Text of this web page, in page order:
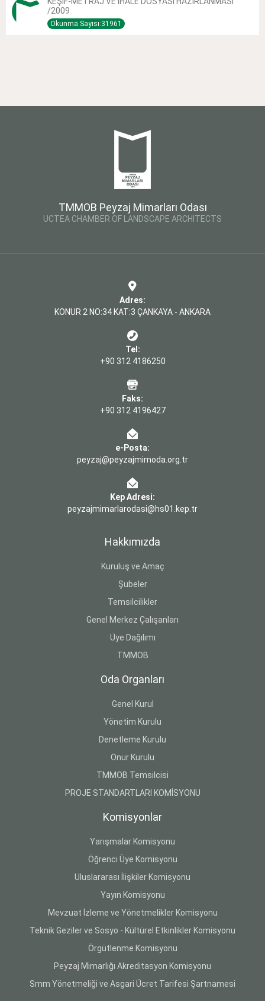
/2009
Okunma Sayısı:31961
TMMOB Peyzaj Mimarları Odası
UCTEA CHAMBER OF LANDSCAPE ARCHITECTS
Adres:
KONUR 2 NO:34 KAT:3 ÇANKAYA - ANKARA
Tel:
+90 312 4186250
Faks:
+90 312 4196427
e-Posta:
peyzaj@peyzajmimoda.org.tr
Kep Adresi:
peyzajmimarlarodasi@hs01.kep.tr
Hakkımızda
Kuruluş ve Amaç
Şubeler
Temsilcilikler
Genel Merkez Çalışanları
Üye Dağılımı
TMMOB
Oda Organları
Genel Kurul
Yönetim Kurulu
Denetleme Kurulu
Onur Kurulu
TMMOB Temsilcisi
PROJE STANDARTLARI KOMİSYONU
Komisyonlar
Yarışmalar Komisyonu
Öğrenci Üye Komisyonu
Uluslararası İlişkiler Komisyonu
Yayın Komisyonu
Mevzuat İzleme ve Yönetmelikler Komisyonu
Teknik Geziler ve Sosyo - Kültürel Etkinlikler Komisyonu
Örgütlenme Komisyonu
Peyzaj Mimarlığı Akreditasyon Komisyonu
Smm Yönetmeliği ve Asgari Ücret Tarifesi Şartnamesi